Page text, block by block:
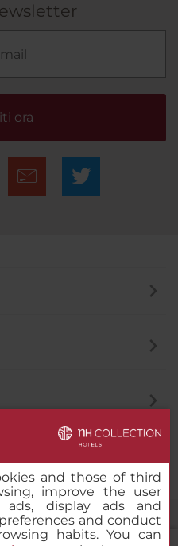
ora
and those of third
improve the user
ads, display ads and
and conduct
habits. You can